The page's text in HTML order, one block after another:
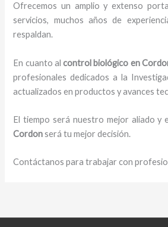
Ofrecemos un amplio y extenso
servicios, muchos años de
respaldan.
En cuanto alcontrol biológico en
profesionales dedicados a la
actualizados en productos y avances
El tiempo será nuestro mejor aliado y
Cordonserá tu mejor decisión.
Contáctanos para trabajar con